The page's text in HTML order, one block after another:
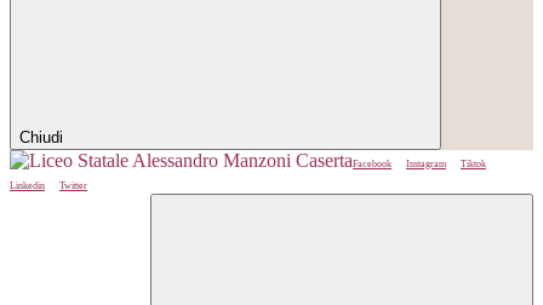
Chiudi
Facebook Instagram
Tiktok
Linkedin
Twitter